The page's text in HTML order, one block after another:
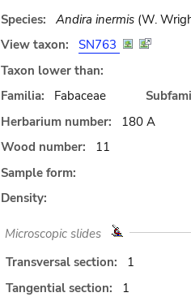
Species: Andira inermis(W.
View taxon:
SN763
Taxon lower than:
Familia:
Fabaceae
Herbarium number:
180 A
Wood number:
11
Sample form:
Density:
Microscopic slides
Transversal section:
1
Tangential section:
1